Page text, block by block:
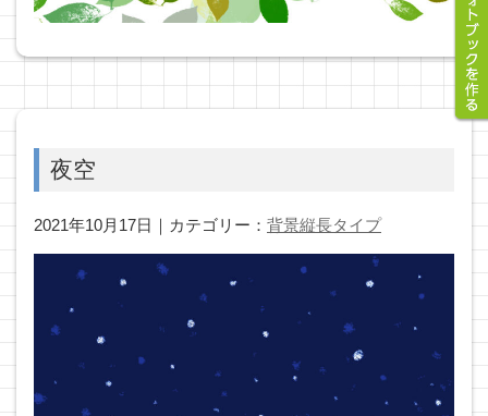
夜空
2021年10月17日｜カテゴリー： 背景縦長タイプ